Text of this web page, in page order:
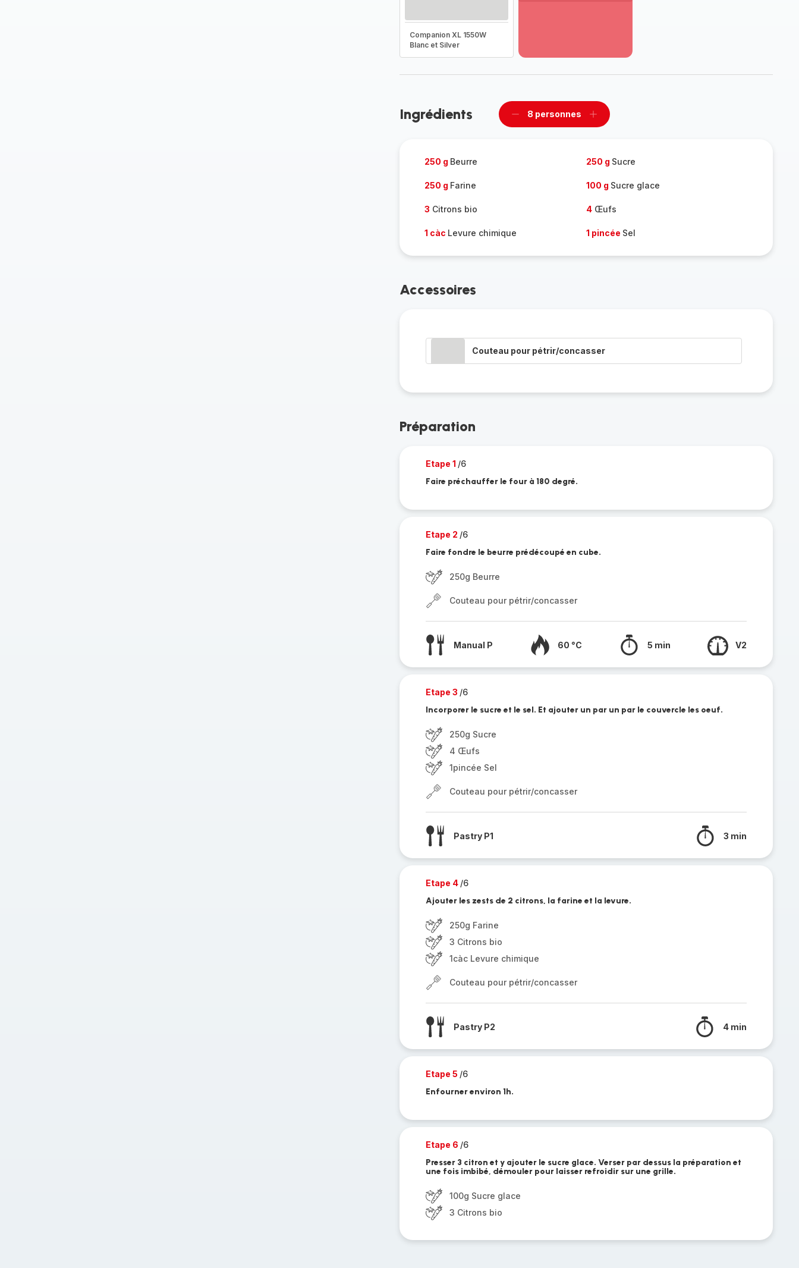
Companion XL 1550W
Blanc et Silver
complète
Ingrédients
Supprimer
8 personnes
Ajouter
250 g Beurre 250 g Sucre
250 g Farine 100 g Sucre glace
3 Citrons bio 4Œufs
1 càc Levure chimique 1 pincée Sel
Accessoires
Couteau pour pétrir/concasser
Préparation
Etape 1 /6
Faire préchauffer le four à 180 degré.
Etape 2 /6
Faire fondre le beurre prédécoupé en cube.
250g Beurre
Couteau pour pétrir/concasser
Manual P 60 °C 5 min V2
Etape 3 /6
Incorporer le sucre et le sel. Et ajouter un par un par le couvercle les oeuf.
250g Sucre
4 Œufs
1pincée Sel
Couteau pour pétrir/concasser
Pastry P1 3 min
Etape 4 /6
Ajouter les zests de 2 citrons, la farine et la levure.
250g Farine
3 Citrons bio
1càc Levure chimique
Couteau pour pétrir/concasser
Pastry P2 4 min
Etape 5 /6
Enfourner environ 1h.
Etape 6 /6
Presser 3 citron et y ajouter le sucre glace. Verser par dessus la préparation et
une fois imbibé, démouler pour laisser refroidir sur une grille.
100g Sucre glace
3 Citrons bio